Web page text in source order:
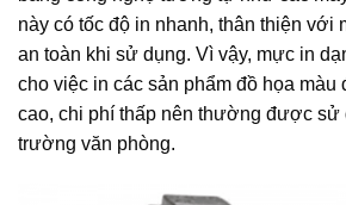
này có tốc độ in nhanh, thân thiện với
an toàn khi sử dụng. Vì vậy, mực in
cho việc in các sản phẩm đồ họa màu
cao, chi phí thấp nên thường được sử
trường văn phòng.